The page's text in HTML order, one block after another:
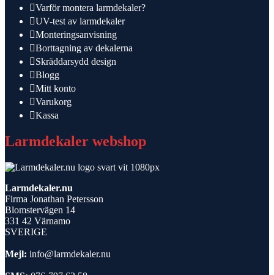
Varför montera larmdekaler?
UV-test av larmdekaler
Monteringsanvisning
Borttagning av dekalerna
Skräddarsydd design
Blogg
Mitt konto
Varukorg
Kassa
Larmdekaler webshop
Larmdekaler.nu
Firma Jonathan Petersson
Blomstervägen 14
331 42 Värnamo
SVERIGE
Mejl: info@larmdekaler.nu